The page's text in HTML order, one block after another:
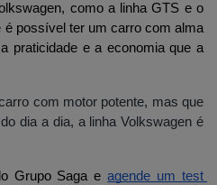
como a linha GTS e o
é possível ter um carro com alma
praticidade e a economia que a
com motor potente, mas que
dia a dia, a linha Volkswagen é
Grupo Saga e agende um test